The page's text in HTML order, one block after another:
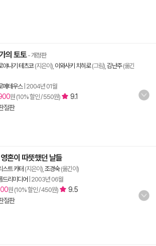
의 토토- 개정판
야나기 테츠코(지은이), 이와사키 치히로(그림), 김난주(옮긴
메테우스| 2004년 01월
원 (10% 할인 / 550원)
9.1
절판
혼이 따뜻했던 날들
스트 카터 (지은이), 조경숙(옮긴이)
드리미디어
2003년 06월
원 (10% 할인 / 450원)
9.5
절판